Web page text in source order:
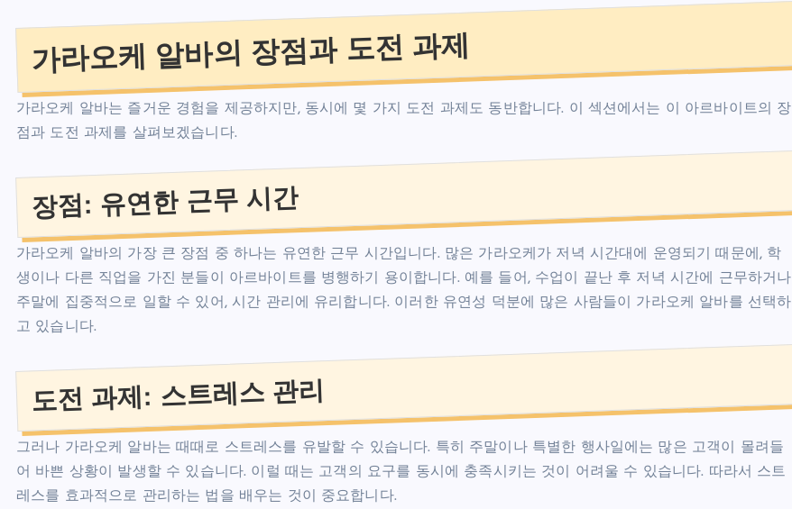
가라오케 알바의 장점과 도전 과제
가라오케 알바는 즐거운 경험을 제공하지만, 동시에 몇 가지 도전 과제도 동반합니다. 이 섹션에서는 이 아르바이트의 장
점과 도전 과제를 살펴보겠습니다.
장점: 유연한 근무 시간
가라오케 알바의 가장 큰 장점 중 하나는 유연한 근무 시간입니다. 많은 가라오케가 저녁 시간대에 운영되기 때문에, 학
생이나 다른 직업을 가진 분들이 아르바이트를 병행하기 용이합니다. 예를 들어, 수업이 끝난 후 저녁 시간에 근무하거나
주말에 집중적으로 일할 수 있어, 시간 관리에 유리합니다. 이러한 유연성 덕분에 많은 사람들이 가라오케 알바를 선택하
고 있습니다.
도전 과제: 스트레스 관리
그러나 가라오케 알바는 때때로 스트레스를 유발할 수 있습니다. 특히 주말이나 특별한 행사일에는 많은 고객이 몰려들
어 바쁜 상황이 발생할 수 있습니다. 이럴 때는 고객의 요구를 동시에 충족시키는 것이 어려울 수 있습니다. 따라서 스트
레스를 효과적으로 관리하는 법을 배우는 것이 중요합니다.